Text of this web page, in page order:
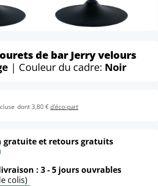
de bar Jerry velours
| Couleur du cadre: Noir
dont 3,80 €d'éco-part
gratuite et retours gratuits
: 3 - 5 jours ouvrables
colis)